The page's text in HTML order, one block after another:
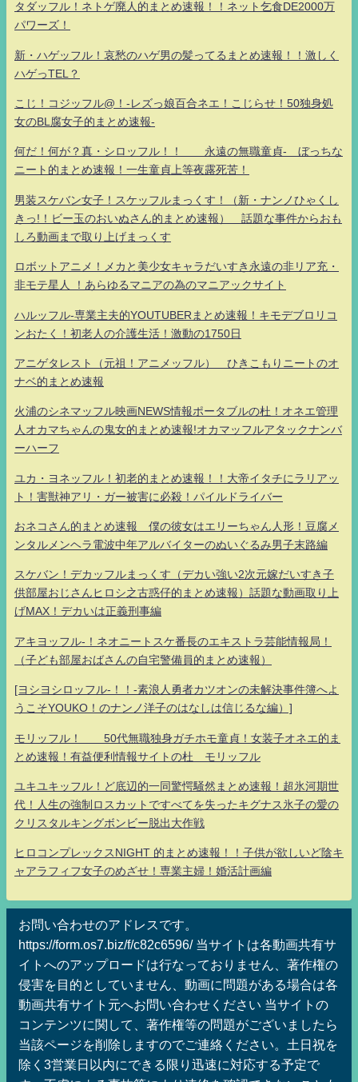
タダッフル！ネトゲ廃人的まとめ速報！！ネット乞食DE2000万
パワーズ！
新・ハゲッフル！哀愁のハゲ男の髪ってるまとめ速報！！激しく
ハゲっTEL？
こじ！コジッフル@！-レズっ娘百合ネエ！こじらせ！50独身処
女のBL腐女子的まとめ速報-
何だ！何が？真・シロッフル！！ 永遠の無職童貞- ぼっちな
ニート的まとめ速報！一生童貞上等夜露死苦！
男装スケバン女子！スケッフルまっくす！（新・ナンノひゃくし
きっ!！ビー玉のおいぬさん的まとめ速報） 話題な事件からおも
しろ動画まで取り上げまっくす
ロボットアニメ！メカと美少女キャラだいすき永遠の非リア充・
非モテ星人 ！あらゆるマニアの為のマニアックサイト
ハルッフル-専業主夫的YOUTUBERまとめ速報！キモデブロリコ
ンおたく！初老人の介護生活！激動の1750日
アニゲタレスト（元祖！アニメッフル） ひきこもりニートのオ
ナベ的まとめ速報
火浦のシネマッフル映画NEWS情報ポータブルの杜！オネエ管理
人オカマちゃんの鬼女的まとめ速報!オカマッフルアタックナンバ
ーハーフ
ユカ・ヨネッフル！初老的まとめ速報！！大帝イタチにラリアッ
ト！害獣神アリ・ガー被害に必殺！パイルドライバー
おネコさん的まとめ速報 僕の彼女はエリーちゃん人形！豆腐メ
ンタルメンヘラ電波中年アルバイターのぬいぐるみ男子末路編
スケバン！デカッフルまっくす（デカい強い2次元嫁だいすき子
供部屋おじさんヒロシ之古惑仔的まとめ速報）話題な動画取り上
げMAX！デカいは正義刑事編
アキヨッフル-！ネオニートスケ番長のエキストラ芸能情報局！
（子ども部屋おばさんの自宅警備員的まとめ速報）
[ヨシヨシロッフル-！！-素浪人勇者カツオンの未解決事件簿へよ
うこそYOUKO！のナンノ洋子のはなしは信じるな編）]
モリッフル！ 50代無職独身ガチホモ童貞！女装子オネエ的ま
とめ速報！有益便利情報サイトの杜 モリッフル
ユキユキッフル！ど底辺的一同驚愕騒然まとめ速報！超氷河期世
代！人生の強制ロスカットですべてを失ったキグナス氷子の愛の
クリスタルキングボンビー脱出大作戦
ヒロコンプレックスNIGHT 的まとめ速報！！子供が欲しいど陰キ
ャアラフィフ女子のめざせ！専業主婦！婚活計画編
お問い合わせのアドレスです。
https://form.os7.biz/f/c82c6596/ 当サイトは各動画共有サ
イトへのアップロードは行なっておりません、著作権の
侵害を目的としていません、動画に問題がある場合は各
動画共有サイト元へお問い合わせください 当サイトの
コンテンツに関して、著作権等の問題がございましたら
当該ページを削除しますのでご連絡ください。土日祝を
除く3営業日以内にできる限り迅速に対応する予定で